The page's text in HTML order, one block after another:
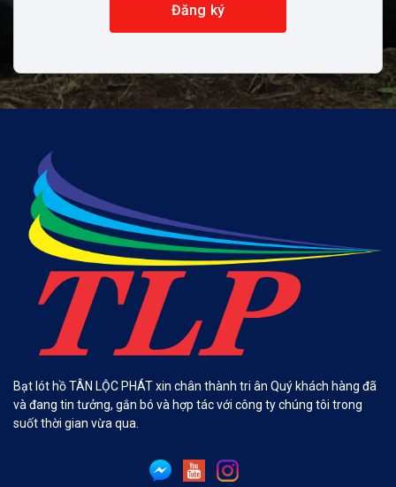
Đăng ký
Bạt lót hồ TÂN LỘC PHÁT xin chân thành tri ân Quý khách hàng đã
và đang tin tưởng, gắn bó và hợp tác với công ty chúng tôi trong
suốt thời gian vừa qua.